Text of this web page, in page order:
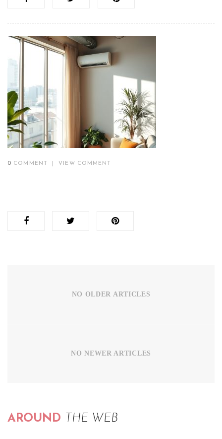
0 COMMENT VIEW COMMENT
NO OLDER ARTICLES
NO NEWER ARTICLES
AROUND THE WEB